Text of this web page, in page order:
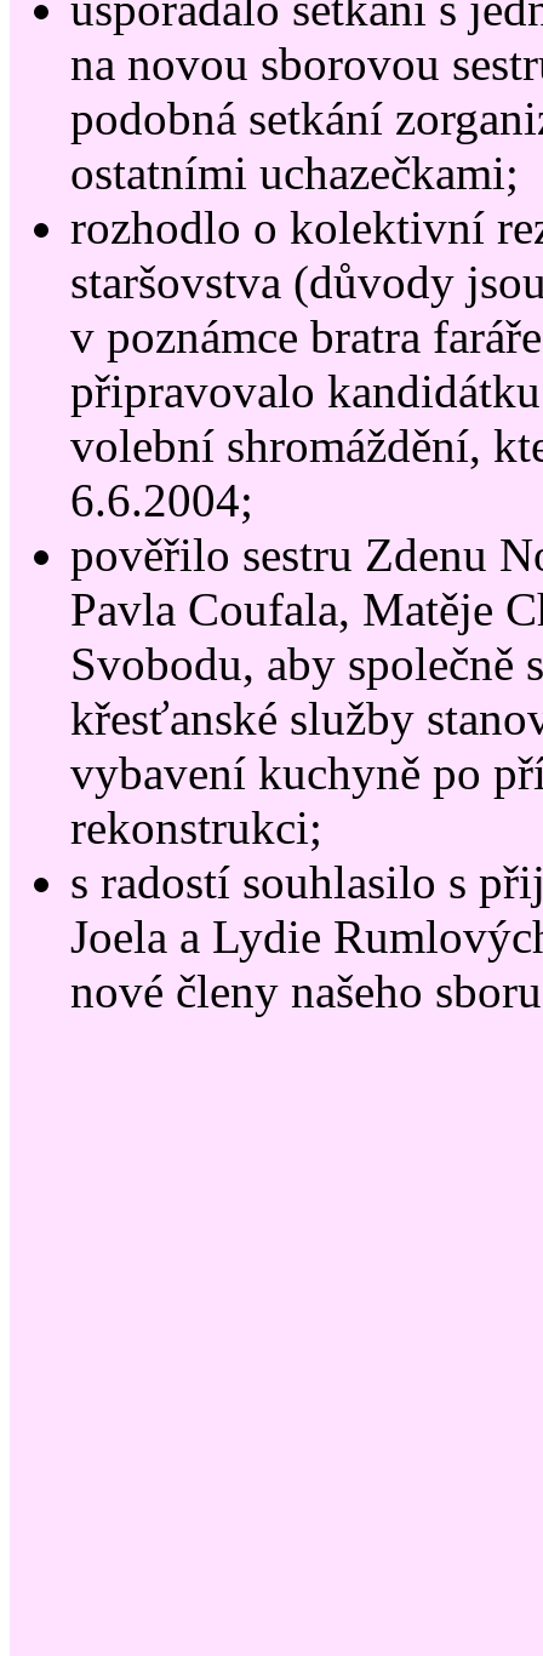
na novou sborovou
podobná setkání
ostatními uchazečkami;
rozhodlo o kolektivní
staršovstva (důvody
v poznámce bratra
připravovalo
volební shromáždění,
6.6.2004;
pověřilo sestru Zdenu
Pavla Coufala, Matěje
Svobodu, aby společně
křesťanské služby
vybavení kuchyně po
rekonstrukci;
s radostí souhlasilo s
Joela a Lydie
nové členy našeho